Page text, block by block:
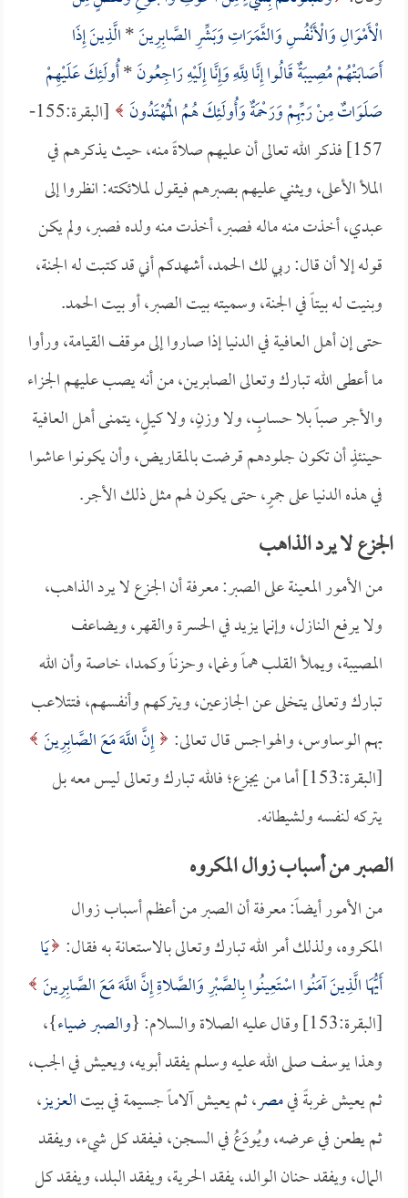
الْأَمْوَالِ وَالْأَنْفُسِ وَالثَّمَرَاتِ وَبَشِّرِ الصَّابِرِينَ*الَّذِينَ إِذَا
أَصَابَتْهُمْ مُصِيبَةٌ قَالُوا إِنَّا لِلَّهِ وَإِنَّا إِلَيْهِ رَاجِعُونَ*أُولَئِكَ عَلَيْهِمْ
صَلَوَاتٌ مِنْ رَبِّهِمْ وَرَحْمَةٌ وَأُولَئِكَ هُمُ الْمُهْتَدُونَ
[البقرة:155-
157] فذكر الله تعالى أن عليهم صلاةً منه، حيث يذكرهم في
الملأ الأعلى، ويثني عليهم بصبرهم فيقول لملائكته: انظروا إلى
عبدي، أخذت منه ماله فصبر، أخذت منه ولده فصبر، ولم يكن
قوله إلا أن قال: ربي لك الحمد، أشهدكم أني قد كتبت له الجنة،
وبنيت له بيتاً في الجنة، وسميته بيت الصبر، أو بيت الحمد.
حتى إن أهل العافية في الدنيا إذا صاروا إلى موقف القيامة، ورأوا
ما أعطى الله تبارك وتعالى الصابرين، من أنه يصب عليهم الجزاء
والأجر صباً بلا حسابٍ، ولا وزنٍ، ولا كيلٍ، يتمنى أهل العافية
حينئذٍ أن تكون جلودهم قرضت بالمقاريض، وأن يكونوا عاشوا
في هذه الدنيا على جمرٍ، حتى يكون لهم مثل ذلك الأجر.
الجزع لا يرد الذاهب
من الأمور المعينة على الصبر: معرفة أن الجزع لا يرد الذاهب،
ولا يرفع النازل، وإنما يزيد في الحسرة والقهر، ويضاعف
المصيبة، ويملأ القلب هماً وغما، وحزناً وكمدا، خاصة وأن الله
تبارك وتعالى يتخلى عن الجازعين، ويتركهم وأنفسهم، فتتلاعب
بهم الوساوس، والهواجس قال تعالى: إِنَّ اللَّهَ مَعَ الصَّابِرِينَ
[البقرة:153] أما من يجزع؛ فالله تبارك وتعالى ليس معه بل
يتركه لنفسه ولشيطانه.
الصبر من أسباب زوال المكروه
من الأمور أيضاً: معرفة أن الصبر من أعظم أسباب زوال
المكروه، ولذلك أمر الله تبارك وتعالى بالاستعانة به فقال: يَا
أَيُّهَا الَّذِينَ آمَنُوا اسْتَعِينُوا بِالصَّبْرِ وَالصَّلاةِ إِنَّ اللَّهَ مَعَ الصَّابِرِينَ
[البقرة:153] وقال عليه الصلاة والسلام: {
والصبر ضياء}،
وهذا يوسف صلى الله عليه وسلم يفقد أبويه، ويعيش في الجب،
ثم يعيش غربةً فيمصر، ثم يعيش آلاماً جسيمة في بيتالعزيز،
ثم يطعن في عرضه، ويُودَعُ في السجن، فيفقد كل شيء، ويفقد
المال، ويفقد حنان الوالد، يفقد الحرية، ويفقد البلد، ويفقد كل